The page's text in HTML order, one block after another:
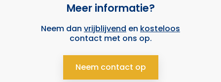
Meer informatie?
Neem dan vrijblijvend en kosteloos
contact met ons op.
Neem contact op